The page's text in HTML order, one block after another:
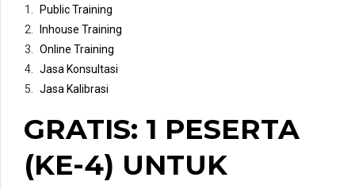
Public Training
Inhouse Training
Online Training
Jasa Konsultasi
Jasa Kalibrasi
GRATIS: 1 PESERTA
(KE-4) UNTUK